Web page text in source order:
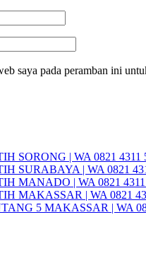
saya pada peramban ini
SORONG | WA 0821 4311
SURABAYA | WA 0821
MANADO | WA 0821
MAKASSAR | WA 0821
5 MAKASSAR | WA